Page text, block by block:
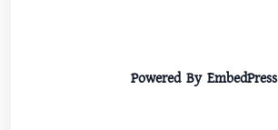
Powered By EmbedPress